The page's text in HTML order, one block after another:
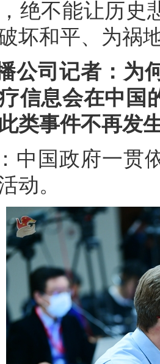
绝不能让历史
坏和平、为祸
公司记者：为
信息会在中国
类事件不再发
中国政府一贯
动。